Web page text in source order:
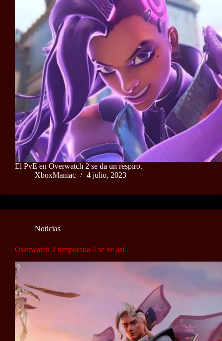
El PvE en Overwatch 2 se da un respiro.
XboxManiac
4 julio, 2023
Noticias
Overwatch 2 temporada 4 se ve así